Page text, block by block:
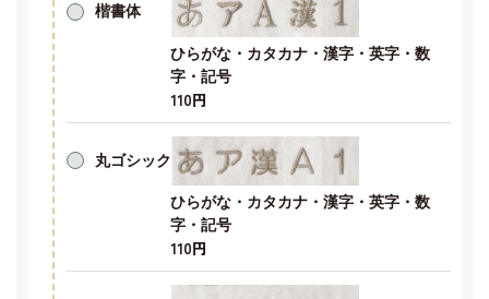
楷書体
ひらがな・カタカナ・漢字・英字・数
字・記号
110円
丸ゴシック
ひらがな・カタカナ・漢字・英字・数
字・記号
110円